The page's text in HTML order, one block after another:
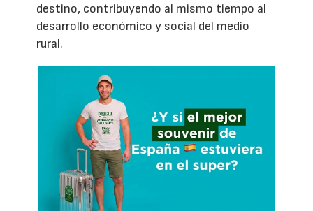
destino, contribuyendo al mismo tiempo al
desarrollo económico y social del medio
rural.